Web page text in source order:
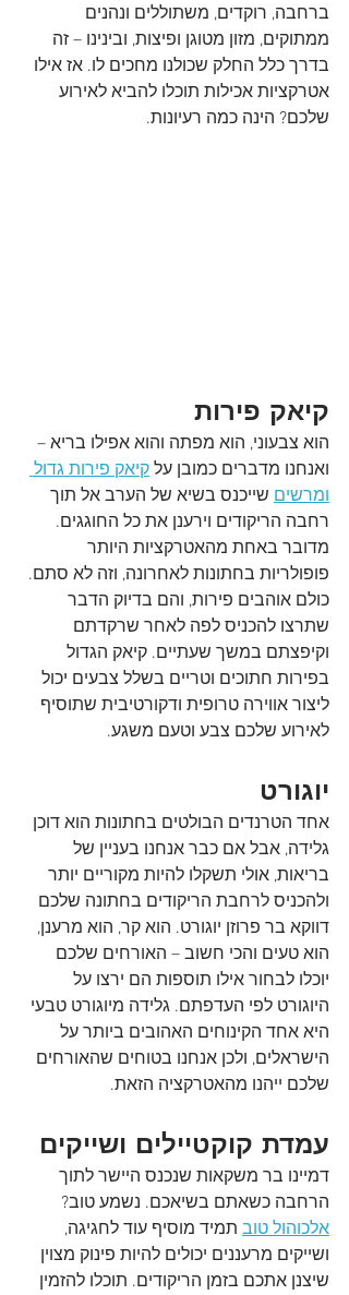
ברחבה, רוקדים, משתוללים ונהנים
ממתוקים, מזון מטוגן ופיצות, ובינינו – זה
בדרך כלל החלק שכולנו מחכים לו. אז אילו
אטרקציות אכילות תוכלו להביא לאירוע
שלכם? הינה כמה רעיונות.
קיאק פירות
הוא צבעוני, הוא מפתה והוא אפילו בריא –
ואנחנו מדברים כמובן על קיאק פירות גדול
ומרשים שייכנס בשיא של הערב אל תוך
רחבה הריקודים וירענן את כל החוגגים.
מדובר באחת מהאטרקציות היותר
פופולריות בחתונות לאחרונה, וזה לא סתם.
כולם אוהבים פירות, והם בדיוק הדבר
שתרצו להכניס לפה לאחר שרקדתם
וקיפצתם במשך שעתיים. קיאק הגדול
בפירות חתוכים וטריים בשלל צבעים יכול
ליצור אווירה טרופית ודקורטיבית שתוסיף
לאירוע שלכם צבע וטעם משגע.
יוגורט
אחד הטרנדים הבולטים בחתונות הוא דוכן
גלידה, אבל אם כבר אנחנו בעניין של
בריאות, אולי תשקלו להיות מקוריים יותר
ולהכניס לרחבת הריקודים בחתונה שלכם
דווקא בר פרוזן יוגורט. הוא קר, הוא מרענן,
הוא טעים והכי חשוב – האורחים שלכם
יוכלו לבחור אילו תוספות הם ירצו על
היוגורט לפי העדפתם. גלידה מיוגורט טבעי
היא אחד הקינוחים האהובים ביותר על
הישראלים, ולכן אנחנו בטוחים שהאורחים
שלכם ייהנו מהאטרקציה הזאת.
עמדת קוקטיילים ושייקים
דמיינו בר משקאות שנכנס היישר לתוך
הרחבה כשאתם בשיאכם. נשמע טוב?
אלכוהול טוב תמיד מוסיף עוד לחגיגה,
ושייקים מרעננים יכולים להיות פינוק מצוין
שיצנן אתכם בזמן הריקודים. תוכלו להזמין